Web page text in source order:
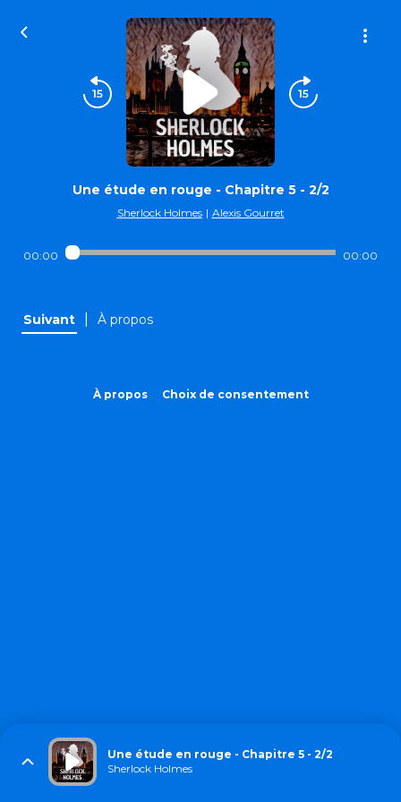
Une étude en rouge - Chapitre 5 - 2/2
Sherlock Holmes | Alexis Gourret
00:00 00:00
Suivant À propos
À propos Choix de consentement
Une étude en rouge - Chapitre 5 - 2/2
Sherlock Holmes